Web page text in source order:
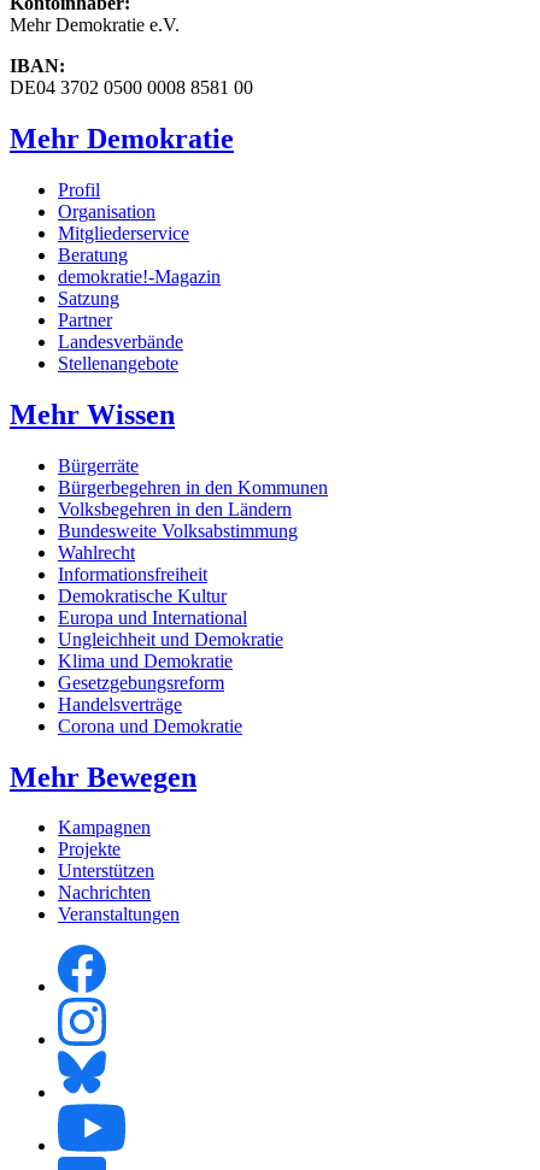
Mehr Demokratie e.V.
IBAN:
DE04 3702 0500 0008 8581 00
Mehr Demokratie
Profil
Organisation
Mitgliederservice
Beratung
demokratie!-Magazin
Satzung
Partner
Landesverbände
Stellenangebote
Mehr Wissen
Bürgerräte
Bürgerbegehren in den Kommunen
Volksbegehren in den Ländern
Bundesweite Volksabstimmung
Wahlrecht
Informationsfreiheit
Demokratische Kultur
Europa und International
Ungleichheit und Demokratie
Klima und Demokratie
Gesetzgebungsreform
Handelsverträge
Corona und Demokratie
Mehr Bewegen
Kampagnen
Projekte
Unterstützen
Nachrichten
Veranstaltungen